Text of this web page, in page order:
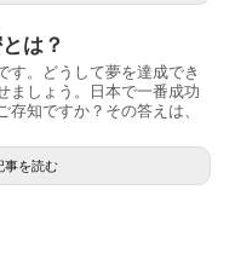
は？
す。どうして夢を達成でき
ましょう。日本で一番成功
存知ですか？その答えは、
事を読む